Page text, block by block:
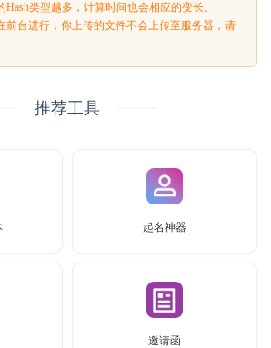
类型越多，计算时间也会相应的变长。
前台进行，你上传的文件不会上传至服务器，请
推荐工具
起名神器
邀请函